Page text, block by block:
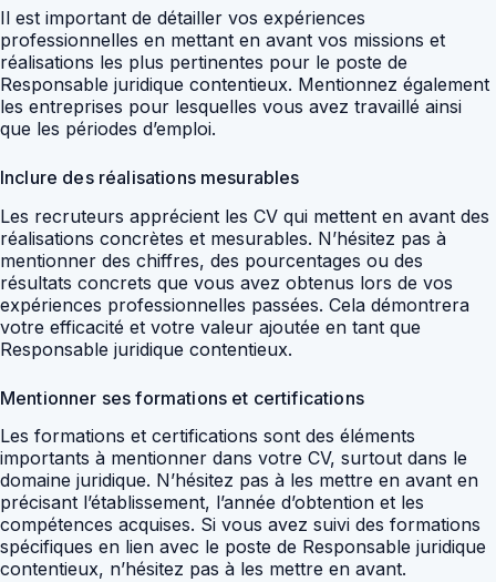
Il est important de détailler vos expériences
professionnelles en mettant en avant vos missions et
réalisations les plus pertinentes pour le poste de
Responsable juridique contentieux. Mentionnez également
les entreprises pour lesquelles vous avez travaillé ainsi
que les périodes d’emploi.
Inclure des réalisations mesurables
Les recruteurs apprécient les CV qui mettent en avant des
réalisations concrètes et mesurables. N’hésitez pas à
mentionner des chiffres, des pourcentages ou des
résultats concrets que vous avez obtenus lors de vos
expériences professionnelles passées. Cela démontrera
votre efficacité et votre valeur ajoutée en tant que
Responsable juridique contentieux.
Mentionner ses formations et certifications
Les formations et certifications sont des éléments
importants à mentionner dans votre CV, surtout dans le
domaine juridique. N’hésitez pas à les mettre en avant en
précisant l’établissement, l’année d’obtention et les
compétences acquises. Si vous avez suivi des formations
spécifiques en lien avec le poste de Responsable juridique
contentieux, n’hésitez pas à les mettre en avant.